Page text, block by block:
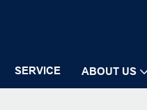
SERVICE ABOUT US